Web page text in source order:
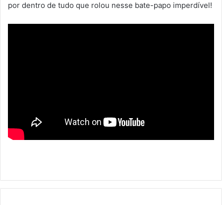
por dentro de tudo que rolou nesse bate-papo imperdível!